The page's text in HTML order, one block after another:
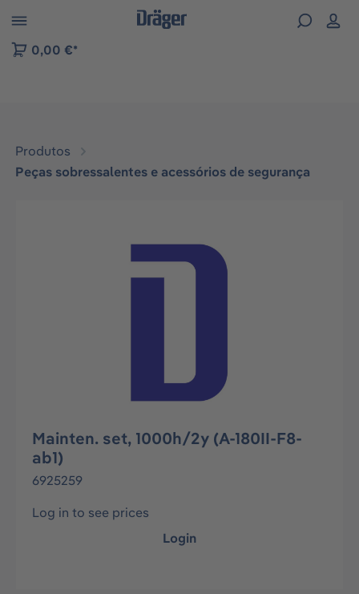
to B2B platform navigation
0,00 €*
Produtos
Peças sobressalentes e acessórios de segurança
Ignorar galeria de imagens
Mainten. set, 1000h/2y (A-180II-F8-
ab1)
6925259
Log in to see prices
Login